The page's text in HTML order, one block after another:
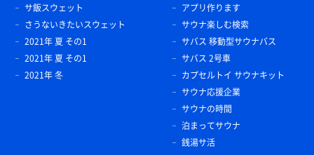
サ飯スウェット
さうないきたいスウェット
2021年 夏 その1
2021年 夏 その1
2021年 冬
アプリ作ります
サウナ楽しむ検索
サバス 移動型サウナバス
サバス 2号車
カプセルトイ サウナキット
サウナ応援企業
サウナの時間
泊まってサウナ
銭湯サ活